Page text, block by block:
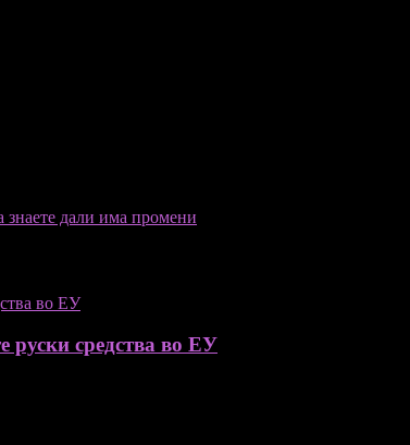
знаете дали има промени
руски средства во ЕУ